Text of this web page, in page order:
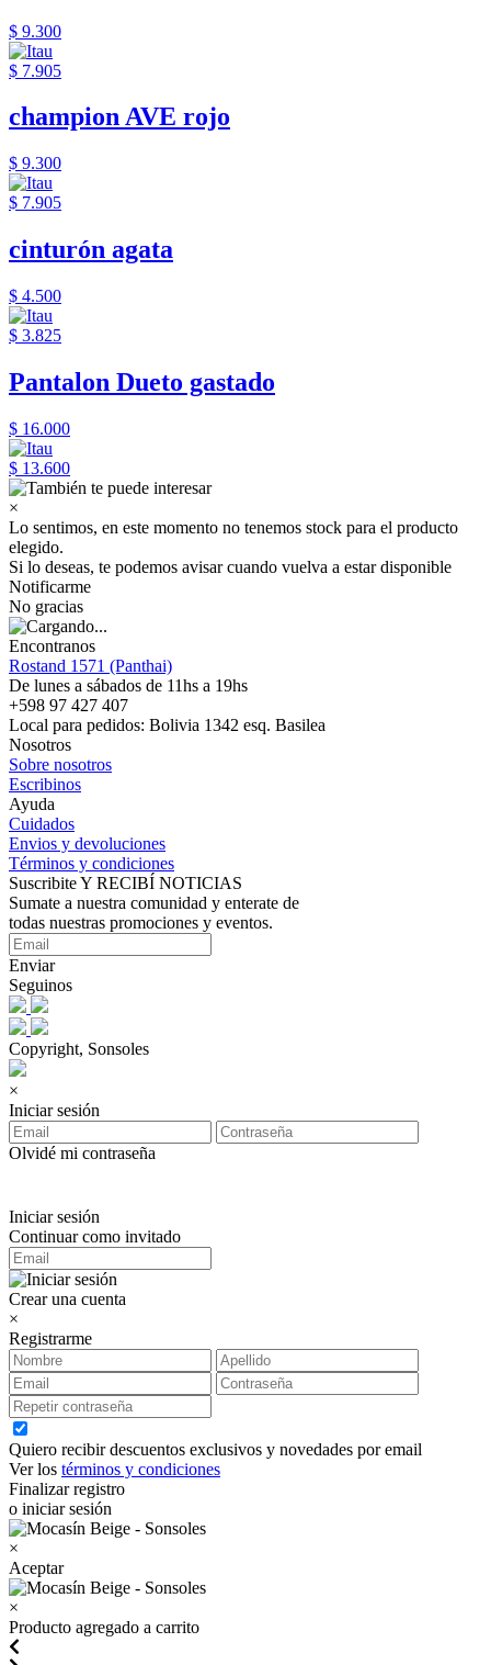
$ 9.300
$ 7.905
champion AVE rojo
$ 9.300
$ 7.905
cinturón agata
$ 4.500
$ 3.825
Pantalon Dueto gastado
$ 16.000
$ 13.600
×
Lo sentimos, en este momento no tenemos stock para el producto
elegido.
Si lo deseas, te podemos avisar cuando vuelva a estar disponible
Notificarme
No gracias
Encontranos
Rostand 1571 (Panthai)
De lunes a sábados de 11hs a 19hs
+598 97 427 407
Local para pedidos: Bolivia 1342 esq. Basilea
Nosotros
Sobre nosotros
Escribinos
Ayuda
Cuidados
Envios y devoluciones
Términos y condiciones
Suscribite Y RECIBÍ NOTICIAS
Sumate a nuestra comunidad y enterate de
todas nuestras promociones y eventos.
Enviar
Seguinos
Copyright, Sonsoles
×
Iniciar sesión
Olvidé mi contraseña
Iniciar sesión
Continuar como invitado
Crear una cuenta
×
Registrarme
Quiero recibir descuentos exclusivos y novedades por email
Ver los términos y condiciones
Finalizar registro
o iniciar sesión
×
Aceptar
×
Producto agregado a carrito